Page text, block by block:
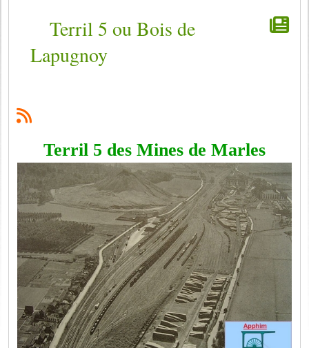
Terril 5 ou Bois de
Lapugnoy
Terril 5 des Mines de Marles